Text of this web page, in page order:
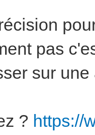
pas
sur
? https://